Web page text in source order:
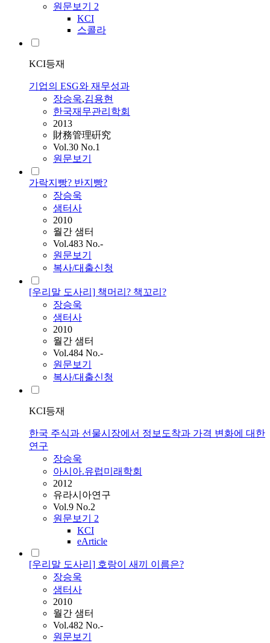
원문보기 2
KCI
스콜라
KCI등재
기업의 ESG와 재무성과
장승욱,김용현
한국재무관리학회
2013
財務管理硏究
Vol.30 No.1
원문보기
가락지빵? 반지빵?
장승욱
샘터사
2010
월간 샘터
Vol.483 No.-
원문보기
복사/대출신청
[우리말 도사리] 책머리? 책꼬리?
장승욱
샘터사
2010
월간 샘터
Vol.484 No.-
원문보기
복사/대출신청
KCI등재
한국 주식과 선물시장에서 정보도착과 가격 변화에 대한
연구
장승욱
아시아.유럽미래학회
2012
유라시아연구
Vol.9 No.2
원문보기 2
KCI
eArticle
[우리말 도사리] 호랑이 새끼 이름은?
장승욱
샘터사
2010
월간 샘터
Vol.482 No.-
원문보기